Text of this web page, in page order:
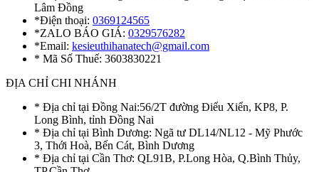
Lâm Đồng
*Điện thoại: 0369124565
*ZALO BÁO GIÁ: 0329576282
*Email: kesieuthihanatech@gmail.com
* Mã Số Thuế: 3603830221
ĐỊA CHỈ CHI NHÁNH
* Địa chỉ tại Đồng Nai:56/2T đường Điểu Xiển, KP8, P.
Long Bình, tỉnh Đồng Nai
* Địa chỉ tại Bình Dương: Ngã tư DL14/NL12 - Mỹ Phước
3, Thới Hoà, Bến Cát, Bình Dương
* Địa chỉ tại Cần Thơ: QL91B, P.Long Hòa, Q.Bình Thủy,